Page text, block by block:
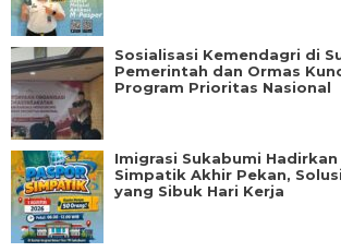
Sosialisasi Kemendagri di
Pemerintah dan Ormas
Program Prioritas Nasional
Imigrasi Sukabumi
Simpatik Akhir Pekan,
yang Sibuk Hari Kerja